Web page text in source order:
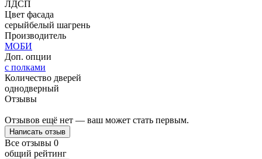
ЛДСП
Цвет фасада
серыйбелый шагрень
Производитель
МОБИ
Доп. опции
с полками
Количество дверей
однодверный
Отзывы
Отзывов ещё нет — ваш может стать первым.
Написать отзыв
Все отзывы 0
общий рейтинг